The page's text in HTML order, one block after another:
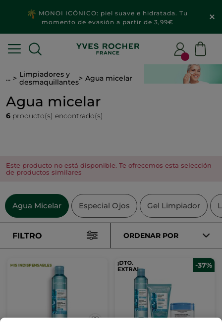
MONOI ICÓNICO: piel suave e hidratada. Tu
momento de evasión a partir de 3,99€
...
Limpiadores y
desmaquillantes
Agua micelar
Agua micelar
6 producto(s) encontrado(s)
Este producto no está disponible. Te ofrecemos esta selección
de productos similares
Agua Micelar Especial Ojos Gel Limpiador
FILTRO ORDENAR POR
-37%